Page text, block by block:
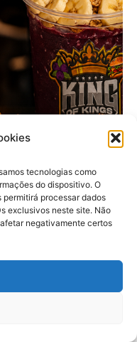
tecnologias como
do dispositivo. O
processar dados
exclusivos neste site. Não
negativamente certos